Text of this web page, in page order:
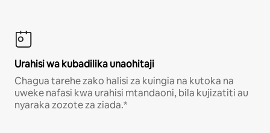
Urahisi wa kubadilika unaohitaji
Chagua tarehe zako halisi za kuingia na kutoka na
uweke nafasi kwa urahisi mtandaoni, bila kujizatiti au
nyaraka zozote za ziada.*